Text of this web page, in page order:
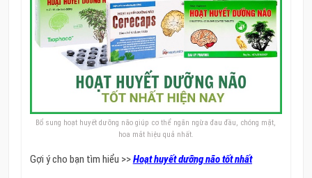
Bổ sung hoạt huyết dưỡng não giúp cơ thể ngăn ngừa đau đầu, chóng mặt,
hoa mắt hiệu quả nhất.
Gợi ý cho bạn tìm hiểu >>Hoạt huyết dưỡng não tốt nhất